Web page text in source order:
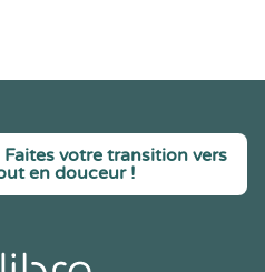
votre transition vers
en douceur !